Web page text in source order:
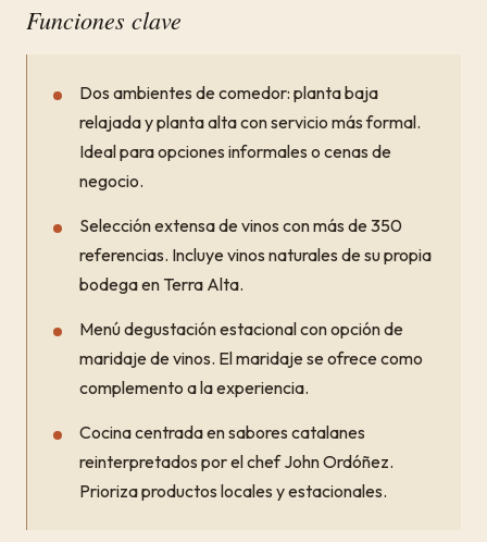
Funciones clave
Dos ambientes de comedor: planta baja
relajada y planta alta con servicio más formal.
Ideal para opciones informales o cenas de
negocio.
Selección extensa de vinos con más de 350
referencias. Incluye vinos naturales de su propia
bodega en Terra Alta.
Menú degustación estacional con opción de
maridaje de vinos. El maridaje se ofrece como
complemento a la experiencia.
Cocina centrada en sabores catalanes
reinterpretados por el chef John Ordóñez.
Prioriza productos locales y estacionales.